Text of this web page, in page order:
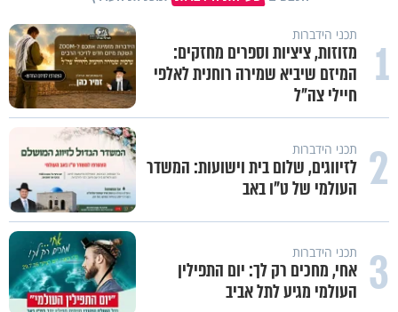
1 תכני הידברות
מזוזות, ציציות וספרים מחזקים:
המיזם שיביא שמירה רוחנית לאלפי
חיילי צה"ל
2 תכני הידברות
לזיווגים, שלום בית וישועות: המשדר
העולמי של ט"ו באב
3 תכני הידברות
אחי, מחכים רק לך: יום התפילין
העולמי מגיע לתל אביב